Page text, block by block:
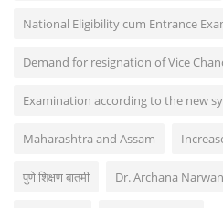
National Eligibility cum Entrance
Demand for resignation of Vice
Examination according to the new
Maharashtra and Assam
पुणे शिक्षण बातमी Dr. Archana